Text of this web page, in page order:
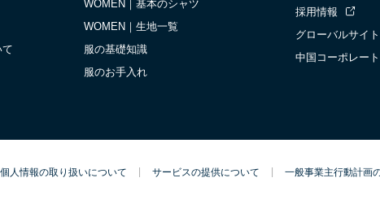
WOMEN｜基本のシャツ
WOMEN｜生地一覧
服の基礎知識
服のお手入れ
採用情報
グローバルサイト
中国コーポレー
個人情報の取り扱いについて サービスの提供について 一般事業主行動計画